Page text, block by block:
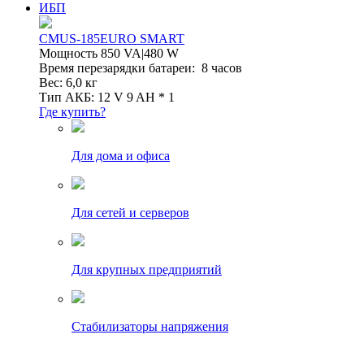
ИБП
CMUS-185EURO SMART
Мощность 850 VA|480 W
Время перезарядки батареи: 8 часов
Вес: 6,0 кг
Тип АКБ: 12 V 9 AH * 1
Где купить?
Для дома и офиса
Для сетей и серверов
Для крупных предприятий
Стабилизаторы напряжения